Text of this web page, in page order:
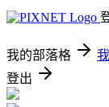
我的部落格
登出